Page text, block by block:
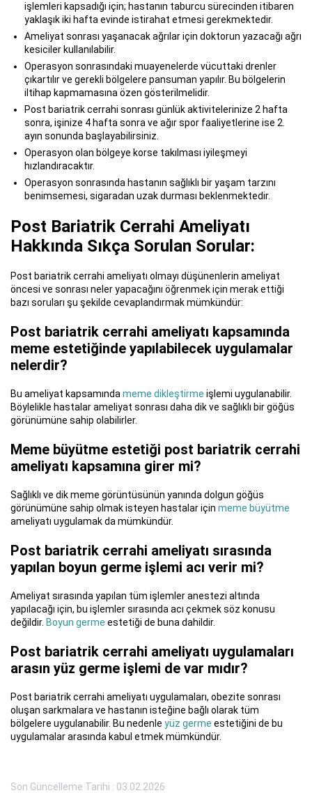
işlemleri kapsadığı için; hastanın taburcu sürecinden itibaren
yaklaşık iki hafta evinde istirahat etmesi gerekmektedir.
Ameliyat sonrası yaşanacak ağrılar için doktorun yazacağı ağrı
kesiciler kullanılabilir.
Operasyon sonrasındaki muayenelerde vücuttaki drenler
çıkartılır ve gerekli bölgelere pansuman yapılır. Bu bölgelerin
iltihap kapmamasına özen gösterilmelidir.
Post bariatrik cerrahi sonrası günlük aktivitelerinize 2 hafta
sonra, işinize 4 hafta sonra ve ağır spor faaliyetlerine ise 2.
ayın sonunda başlayabilirsiniz.
Operasyon olan bölgeye korse takılması iyileşmeyi
hızlandıracaktır.
Operasyon sonrasında hastanın sağlıklı bir yaşam tarzını
benimsemesi, sigaradan uzak durması beklenmektedir.
Post Bariatrik Cerrahi Ameliyatı
Hakkında Sıkça Sorulan Sorular:
Post bariatrik cerrahi ameliyatı olmayı düşünenlerin ameliyat
öncesi ve sonrası neler yapacağını öğrenmek için merak ettiği
bazı soruları şu şekilde cevaplandırmak mümkündür:
Post bariatrik cerrahi ameliyatı kapsamında
meme estetiğinde yapılabilecek uygulamalar
nelerdir?
Bu ameliyat kapsamında meme dikleştirme işlemi uygulanabilir.
Böylelikle hastalar ameliyat sonrası daha dik ve sağlıklı bir göğüs
görünümüne sahip olabilirler.
Meme büyütme estetiği post bariatrik cerrahi
ameliyatı kapsamına girer mi?
Sağlıklı ve dik meme görüntüsünün yanında dolgun göğüs
görünümüne sahip olmak isteyen hastalar için meme büyütme
ameliyatı uygulamak da mümkündür.
Post bariatrik cerrahi ameliyatı sırasında
yapılan boyun germe işlemi acı verir mi?
Ameliyat sırasında yapılan tüm işlemler anestezi altında
yapılacağı için, bu işlemler sırasında acı çekmek söz konusu
değildir. Boyun germe estetiği de buna dahildir.
Post bariatrik cerrahi ameliyatı uygulamaları
arasın yüz germe işlemi de var mıdır?
Post bariatrik cerrahi ameliyatı uygulamaları, obezite sonrası
oluşan sarkmalara ve hastanın isteğine bağlı olarak tüm
bölgelere uygulanabilir. Bu nedenle yüz germe estetiğini de bu
uygulamalar arasında kabul etmek mümkündür.
Son Güncelleme Tarihi : 03.02.2026